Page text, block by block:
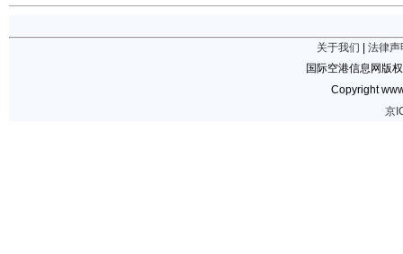
关于我们
法律声
国际空港信息网版
Copyright
京